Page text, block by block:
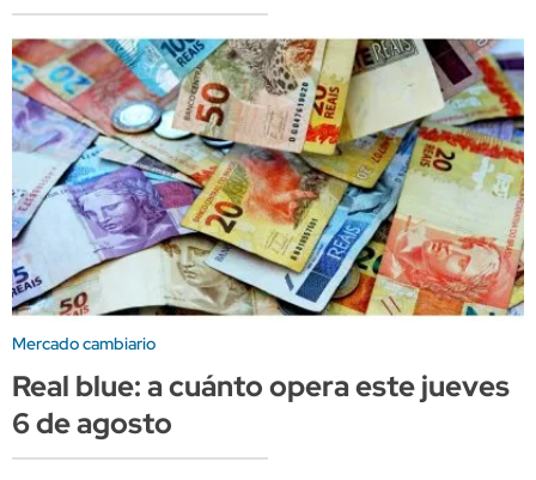
Mercado cambiario
Real blue: a cuánto opera este jueves
6 de agosto